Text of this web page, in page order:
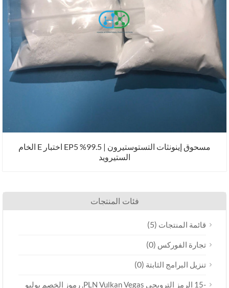
مسحوق إينونثات التستوستيرون | 99.5% EP5 اختبار E الخام
الستيرويد
فئات المنتجات
قائمة المنتجات(5)
تجارة الفوركس(0)
تنزيل البرامج الثابتة(0)
-15 الرمز الترويجي PLN Vulkan Vegas, رموز الخصم يوليو